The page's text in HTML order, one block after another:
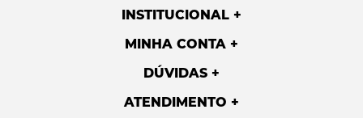
INSTITUCIONAL
MINHA CONTA
DÚVIDAS
ATENDIMENTO